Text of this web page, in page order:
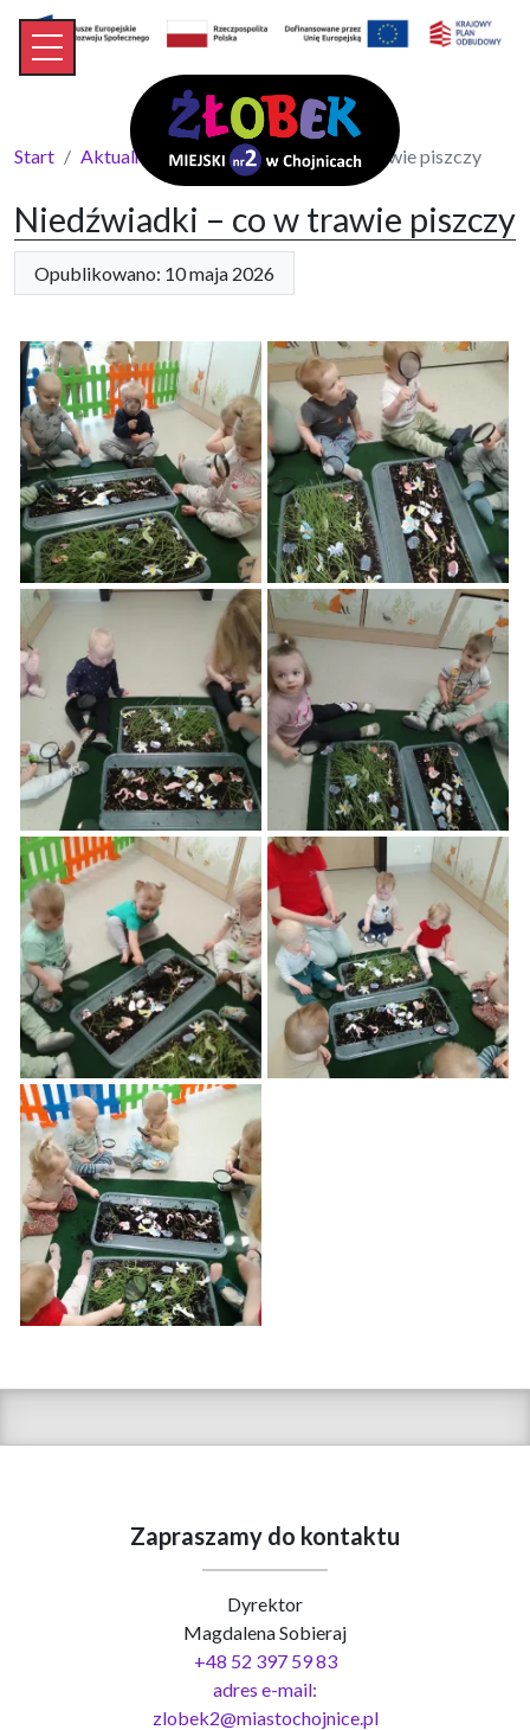
Start Aktualności Niedźwiadki – co w trawie piszczy
Niedźwiadki – co w trawie piszczy
Opublikowano: 10 maja 2026
Zapraszamy do kontaktu
Dyrektor
Magdalena Sobieraj
+48 52 397 59 83
adres e-mail:
zlobek2@miastochojnice.pl